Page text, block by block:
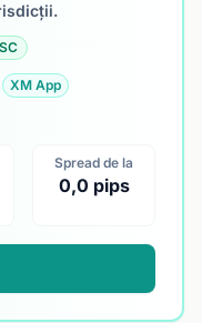
XM App
Spread de la
0,0 pips